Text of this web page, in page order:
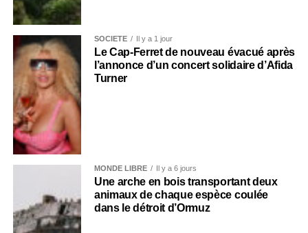
SOCIÉTÉ Il y a 1 jour
Le Cap-Ferret de nouveau évacué après
l’annonce d’un concert solidaire d’Afida
Turner
MONDE LIBRE Il y a 6 jours
Une arche en bois transportant deux
animaux de chaque espèce coulée
dans le détroit d’Ormuz